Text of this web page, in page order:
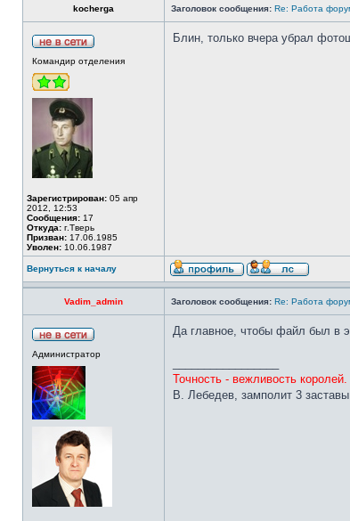
kocherga Заголовок сообщения: Re: Работа
Командир отделения
Зарегистрирован: 05 апр
2012, 12:53
Сообщения: 17
Откуда: г.Тверь
Призван: 17.06.1985
Уволен: 10.06.1987
Блин, только вчера убрал
Вернуться к началу
Vadim_admin Заголовок сообщения: Re: Работа
Администратор
Да главное, чтобы файл был в
Точность - вежливость королей.
В. Лебедев, замполит 3 заставы